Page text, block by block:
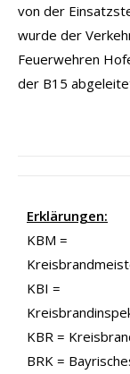
von der
wurde der
Feuerwehren
der B15
Erklärungen:
KBM =
KBI =
KBR =
BRK =